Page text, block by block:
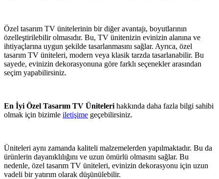
Özel tasarım TV ünitelerinin bir diğer avantajı, boyutlarının
özelleştirilebilir olmasıdır. Bu, TV ünitenizin evinizin alanına ve
ihtiyaçlarına uygun şekilde tasarlanmasını sağlar. Ayrıca, özel
tasarım TV üniteleri, modern veya klasik tarzda tasarlanabilir. Bu
sayede, evinizin dekorasyonuna göre farklı seçenekler arasından
seçim yapabilirsiniz.
En İyi Özel Tasarım TV Üniteleri hakkında daha fazla bilgi sahibi
olmak için bizimle iletişime geçebilirsiniz.
Üniteleri aynı zamanda kaliteli malzemelerden yapılmaktadır. Bu da
ürünlerin dayanıklılığını ve uzun ömürlü olmasını sağlar. Bu
nedenle, özel tasarım TV üniteleri, evinizin dekorasyonu için uzun
vadeli bir yatırım olarak düşünülebilir.